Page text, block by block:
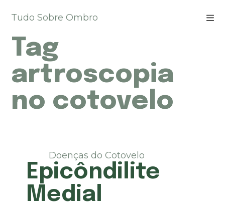
u
a
a
a
o
Tudo Sobre Ombro
Tag
artroscopia
no cotovelo
Doenças do Cotovelo
Epicôndilite
Medial